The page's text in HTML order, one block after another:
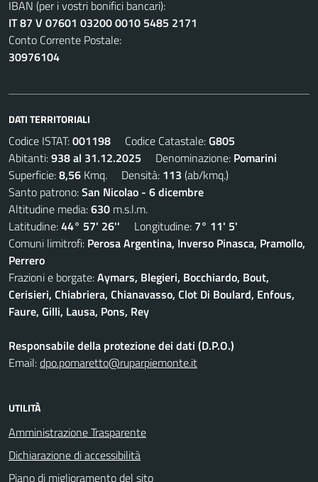
IBAN (per i vostri bonifici bancari):
IT 87 V 07601 03200 0010 5485 2171
Conto Corrente Postale:
30976104
DATI TERRITORIALI
Codice ISTAT:001198 Codice Catastale:G805
Abitanti:938 al 31.12.2025 Denominazione: Pomarini
Superficie:8,56 Kmq. Densità: 113 (ab/kmq.)
Santo patrono:San Nicolao - 6 dicembre
Altitudine media:630 m.s.l.m.
Latitudine:44° 57' 26'' Longitudine: 7° 11' 5'
Comuni limitrofi: Perosa Argentina, Inverso Pinasca, Pramollo,
Perrero
Frazioni e borgate:Aymars, Blegieri, Bocchiardo, Bout,
Cerisieri, Chiabriera, Chianavasso, Clot Di Boulard, Enfous,
Faure, Gilli, Lausa, Pons, Rey
Responsabile della protezione dei dati (D.P.O.)
Email:dpo.pomaretto@ruparpiemonte.it
UTILITÀ
Amministrazione Trasparente
Dichiarazione di accessibilità
Piano di miglioramento del sito